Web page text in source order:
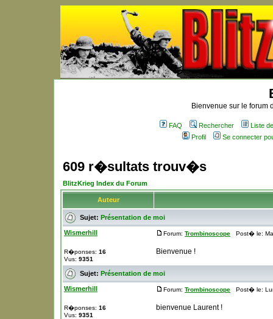
Bienvenue sur le forum
FAQ Rechercher
Liste
Profil
Se connecter
609 r�sultats trouv�s
BlitzKrieg Index du Forum
Auteur
Sujet: Présentation de moi
Wismerhill
R�ponses: 16
Vus: 9351
Forum: Trombinoscope Post� le:
Bienvenue !
Sujet: Présentation de moi
Wismerhill
R�ponses: 16
Vus: 9351
Forum: Trombinoscope Post� le:
bienvenue Laurent !